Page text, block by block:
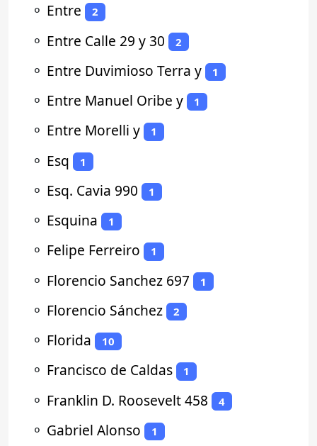
⚬ Entre 2
⚬ Entre Calle 29 y 30 2
⚬ Entre Duvimioso Terra y 1
⚬ Entre Manuel Oribe y 1
⚬ Entre Morelli y 1
⚬ Esq 1
⚬ Esq. Cavia 990 1
⚬ Esquina 1
⚬ Felipe Ferreiro 1
⚬ Florencio Sanchez 697 1
⚬ Florencio Sánchez 2
⚬ Florida 10
⚬ Francisco de Caldas 1
⚬ Franklin D. Roosevelt 458 4
⚬ Gabriel Alonso 1